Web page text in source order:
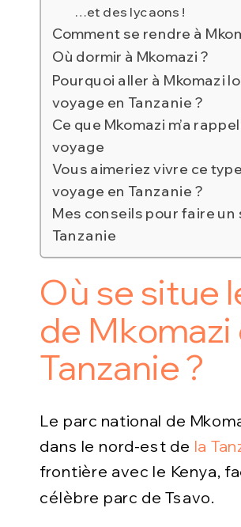
…et des lycaons !
Comment se rendre à
Où dormir à Mkomazi ?
Pourquoi aller à Mkomazi
voyage en Tanzanie ?
Ce que Mkomazi m’a
voyage
Vous aimeriez vivre ce
voyage en Tanzanie ?
Mes conseils pour faire un
Tanzanie
Où se situe
de Mkomazi
Tanzanie ?
Le parc national de
dans le nord-est de la
frontière avec le Kenya,
célèbre parc de Tsavo.